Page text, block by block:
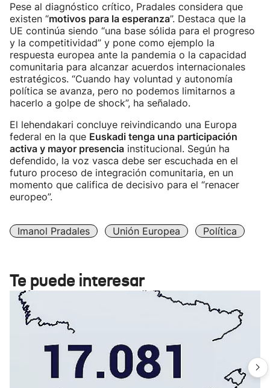
Pese al diagnóstico crítico, Pradales considera que
existen “motivos para la esperanza”. Destaca que la
UE continúa siendo “una base sólida para el progreso
y la competitividad” y pone como ejemplo la
respuesta europea ante la pandemia o la capacidad
comunitaria para alcanzar acuerdos internacionales
estratégicos. “Cuando hay voluntad y autonomía
política se avanza, pero no podemos limitarnos a
hacerlo a golpe de shock”, ha señalado.
El lehendakari concluye reivindicando una Europa
federal en la que Euskadi tenga una participación
activa y mayor presencia institucional. Según ha
defendido, la voz vasca debe ser escuchada en el
futuro proceso de integración comunitaria, en un
momento que califica de decisivo para el “renacer
europeo”.
Imanol Pradales Unión Europea Política
Te puede interesar